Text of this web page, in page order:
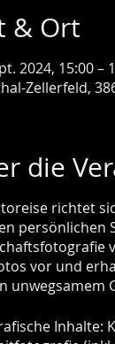
& Ort
2024, 15:00 –
Zellerfeld,
die
richtet
persönlichen
vor und
unwegsamem
Inhalte: